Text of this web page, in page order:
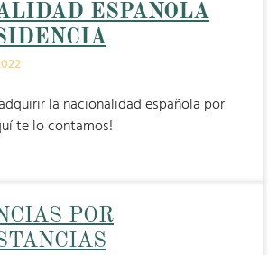
ESPAÑOLA
la nacionalidad española por
te lo contamos!
POR